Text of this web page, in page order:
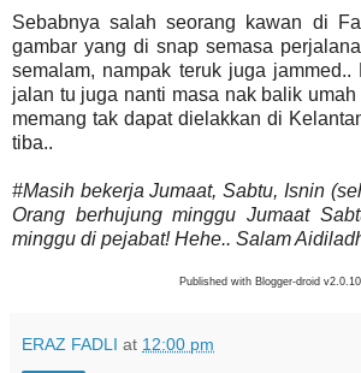
Sebabnya salah seorang kawan di
gambar yang di snap semasa
semalam, nampak teruk juga
jalan tu juga nanti masa nak balik umah
memang tak dapat dielakkan di
tiba..
#Masih bekerja Jumaat, Sabtu, Isnin
Orang berhujung minggu Jumaat
minggu di pejabat! Hehe.. Salam
Published with Blogger-droid v2.0.10
ERAZ FADLI at 12:00 pm